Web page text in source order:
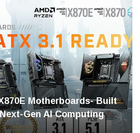
Motherboards- Built
Gen AI Computing